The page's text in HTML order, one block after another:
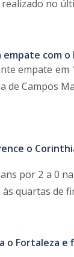
no
empate com
empate
de Campos
o
por 2 a 0
quartas de
o Fortaleza